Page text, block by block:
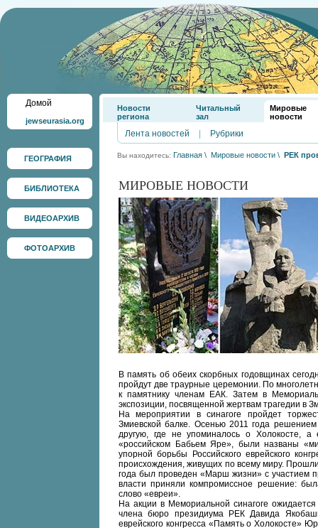
Домой
jewseurasia.org
ГЕОГРАФИЯ
БИБЛИОТЕКА
ВИДЕОАРХИВ
ФОТОАРХИВ
Новости
региона
Читальный
зал
Мировые
новости
Лента новостей Рубрики
Вы находитесь: Главная \ Мировые новости \ РЕК
МИРОВЫЕ НОВОСТИ
В память об обеих скорбных годовщинах
пройдут две траурные церемонии. По
к памятнику членам ЕАК. Затем в
экспозиции, посвященной жертвам трагедии в
На мероприятии в синагоге пройдет
Змиевской балке. Осенью 2011 года
другую, где не упоминалось о Холокосте,
«российском Бабьем Яре», были названы
упорной борьбы Российского еврейского
происхождения, живущих по всему миру.
года был проведен «Марш жизни» с участием
власти приняли компромиссное решение:
слово «евреи».
На акции в Мемориальной синагоге
члена бюро президиума РЕК Давида
еврейского конгресса «Память о Холокосте»